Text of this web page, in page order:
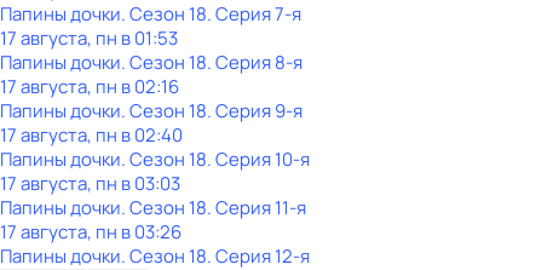
Папины дочки. Сезон 18. Серия 7-я
17 августа, пн в 01:53
Папины дочки. Сезон 18. Серия 8-я
17 августа, пн в 02:16
Папины дочки. Сезон 18. Серия 9-я
17 августа, пн в 02:40
Папины дочки. Сезон 18. Серия 10-я
17 августа, пн в 03:03
Папины дочки. Сезон 18. Серия 11-я
17 августа, пн в 03:26
Папины дочки. Сезон 18. Серия 12-я